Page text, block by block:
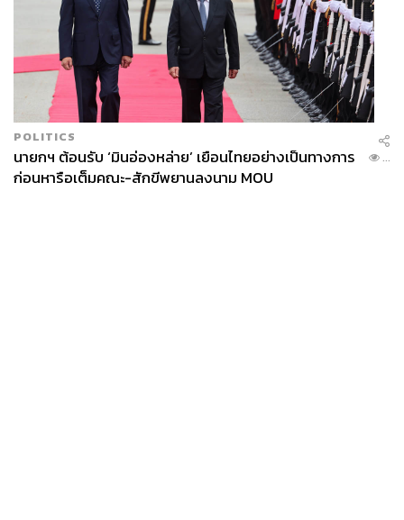
POLITICS
นายกฯ ต้อนรับ ‘มินอ่องหล่าย’ เยือนไทยอย่างเป็นทางการ
ก่อนหารือเต็มคณะ-สักขีพยานลงนาม MOU
...